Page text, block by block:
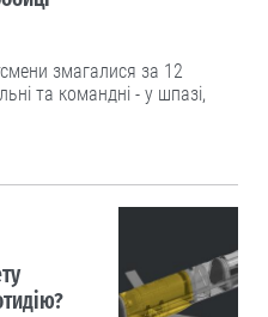
змагалися за 12
та командні - у шпазі,